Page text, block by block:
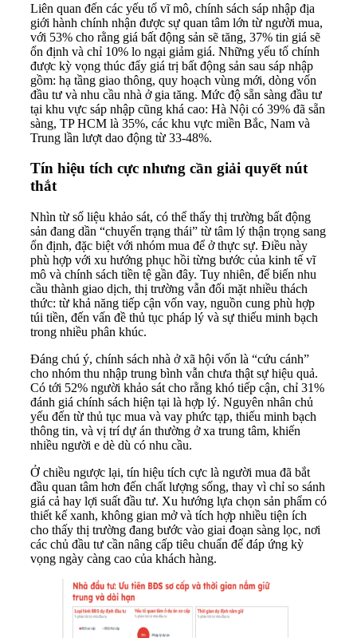
Liên quan đến các yếu tố vĩ mô, chính sách sáp nhập địa
giới hành chính nhận được sự quan tâm lớn từ người mua,
với 53% cho rằng giá bất động sản sẽ tăng, 37% tin giá sẽ
ổn định và chỉ 10% lo ngại giảm giá. Những yếu tố chính
được kỳ vọng thúc đẩy giá trị bất động sản sau sáp nhập
gồm: hạ tầng giao thông, quy hoạch vùng mới, dòng vốn
đầu tư và nhu cầu nhà ở gia tăng. Mức độ sẵn sàng đầu tư
tại khu vực sáp nhập cũng khá cao: Hà Nội có 39% đã sẵn
sàng, TP HCM là 35%, các khu vực miền Bắc, Nam và
Trung lần lượt dao động từ 33-48%.
Tín hiệu tích cực nhưng cần giải quyết nút
thắt
Nhìn từ số liệu khảo sát, có thể thấy thị trường bất động
sản đang dần “chuyển trạng thái” từ tâm lý thận trọng sang
ổn định, đặc biệt với nhóm mua để ở thực sự. Điều này
phù hợp với xu hướng phục hồi từng bước của kinh tế vĩ
mô và chính sách tiền tệ gần đây. Tuy nhiên, để biến nhu
cầu thành giao dịch, thị trường vẫn đối mặt nhiều thách
thức: từ khả năng tiếp cận vốn vay, nguồn cung phù hợp
túi tiền, đến vấn đề thủ tục pháp lý và sự thiếu minh bạch
trong nhiều phân khúc.
Đáng chú ý, chính sách nhà ở xã hội vốn là “cứu cánh”
cho nhóm thu nhập trung bình vẫn chưa thật sự hiệu quả.
Có tới 52% người khảo sát cho rằng khó tiếp cận, chỉ 31%
đánh giá chính sách hiện tại là hợp lý. Nguyên nhân chủ
yếu đến từ thủ tục mua và vay phức tạp, thiếu minh bạch
thông tin, và vị trí dự án thường ở xa trung tâm, khiến
nhiều người e dè dù có nhu cầu.
Ở chiều ngược lại, tín hiệu tích cực là người mua đã bắt
đầu quan tâm hơn đến chất lượng sống, thay vì chỉ so sánh
giá cả hay lợi suất đầu tư. Xu hướng lựa chọn sản phẩm có
thiết kế xanh, không gian mở và tích hợp nhiều tiện ích
cho thấy thị trường đang bước vào giai đoạn sàng lọc, nơi
các chủ đầu tư cần nâng cấp tiêu chuẩn để đáp ứng kỳ
vọng ngày càng cao của khách hàng.